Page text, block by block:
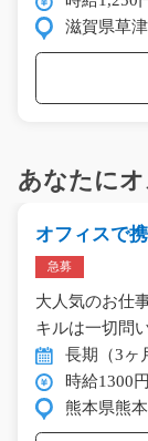
滋賀県草
あなたに
オフィスで
急募
大人気のお仕
キルは一切問
長期（3ヶ
時給1300
熊本県熊